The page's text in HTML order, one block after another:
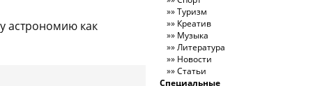
астрономию как
Туризм
Креатив
Музыка
Литература
Новости
Статьи
Специальные